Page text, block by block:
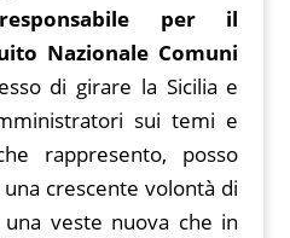
per il
Nazionale Comuni
di girare la Sicilia e
sui temi e
rappresento, posso
crescente volontà di
veste nuova che in